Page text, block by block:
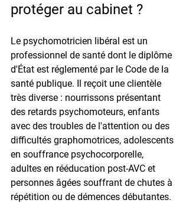
protéger au cabinet ?
Le psychomotricien libéral est un
professionnel de santé dont le diplôme
d'État est réglementé par le Code de la
santé publique. Il reçoit une clientèle
très diverse : nourrissons présentant
des retards psychomoteurs, enfants
avec des troubles de l'attention ou des
difficultés graphomotrices, adolescents
en souffrance psychocorporelle,
adultes en rééducation post-AVC et
personnes âgées souffrant de chutes à
répétition ou de démences débutantes.